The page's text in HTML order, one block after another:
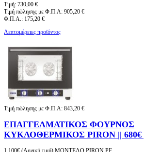
Τιμή: 730,00 €
Τιμή πώλησης με Φ.Π.Α: 905,20 €
Φ.Π.Α.: 175,20 €
Λεπτομέρειες προϊόντος
Τιμή πώλησης με Φ.Π.Α: 843,20 €
ΕΠΑΓΓΕΛΜΑΤΙΚΟΣ ΦΟΥΡΝΟΣ
ΚΥΚΛΟΘΕΡΜΙΚΟΣ PIRON || 680€
1.100€ (Αρχική τιμή) ΜΟΝΤΕΛΟ PIRON PF...